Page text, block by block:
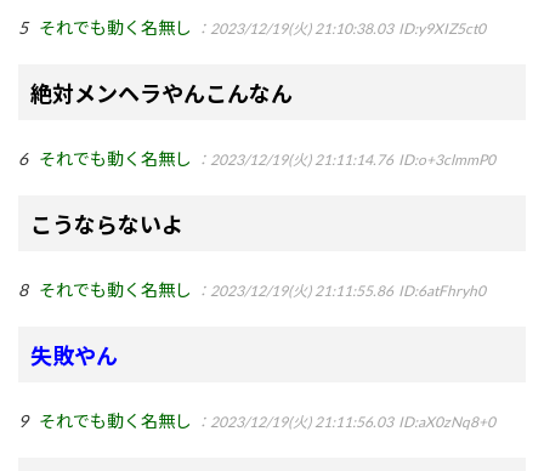
5 それでも動く名無し ：2023/12/19(火) 21:10:38.03 ID:y9XIZ5ct0
絶対メンヘラやんこんなん
6 それでも動く名無し ：2023/12/19(火) 21:11:14.76 ID:o+3clmmP0
こうならないよ
8 それでも動く名無し ：2023/12/19(火) 21:11:55.86 ID:6atFhryh0
失敗やん
9 それでも動く名無し ：2023/12/19(火) 21:11:56.03 ID:aX0zNq8+0